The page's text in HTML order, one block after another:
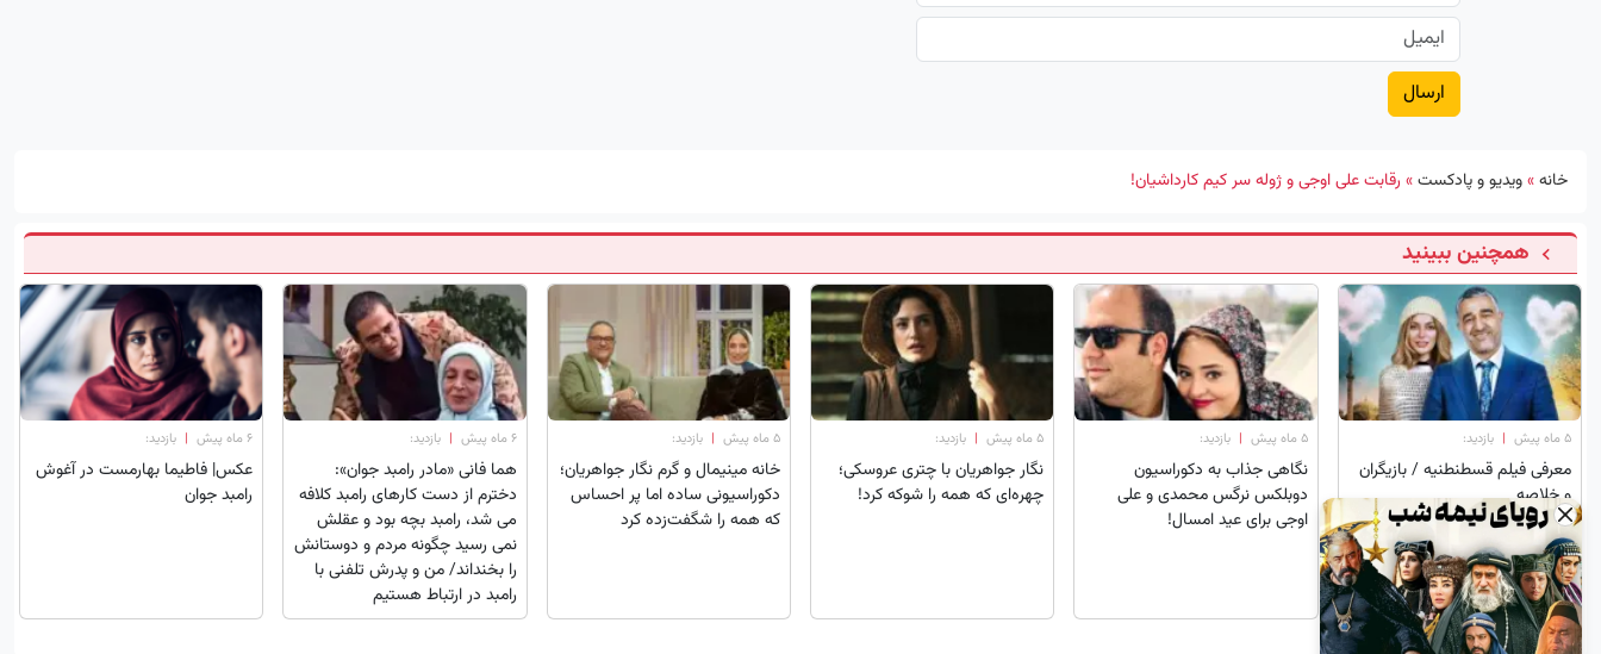
خانه»ویدیو و پادکست» رقابت علی اوجی و ژوله سر کیم کارداشیان!
همچنین ببینید
۵ ماه پیش | بازدید:
معرفی فیلم قسطنطنیه / بازیگران
و خلاصه
۵ ماه پیش | بازدید:
نگاهی جذاب به دکوراسیون
دوبلکس نرگس محمدی و علی
اوجی برای عید امسال!
۵ ماه پیش | بازدید:
نگار جواهریان با چتری عروسکی؛
چهره‌ای که همه را شوکه کرد!
۵ ماه پیش | بازدید:
خانه مینیمال و گرم نگار جواهریان؛
دکوراسیونی ساده اما پر احساس
که همه را شگفت‌زده کرد
۶ ماه پیش | بازدید:
هما فانی «مادر رامبد جوان»:
دخترم از دست کارهای رامبد کلافه
می شد، رامبد بچه بود و عقلش
نمی رسید چگونه مردم و دوستانش
را بخنداند/ من و پدرش تلفنی با
رامبد در ارتباط هستیم
۶ ماه پیش | بازدید:
عکس| فاطیما بهارمست در آغوش
رامبد جوان
×